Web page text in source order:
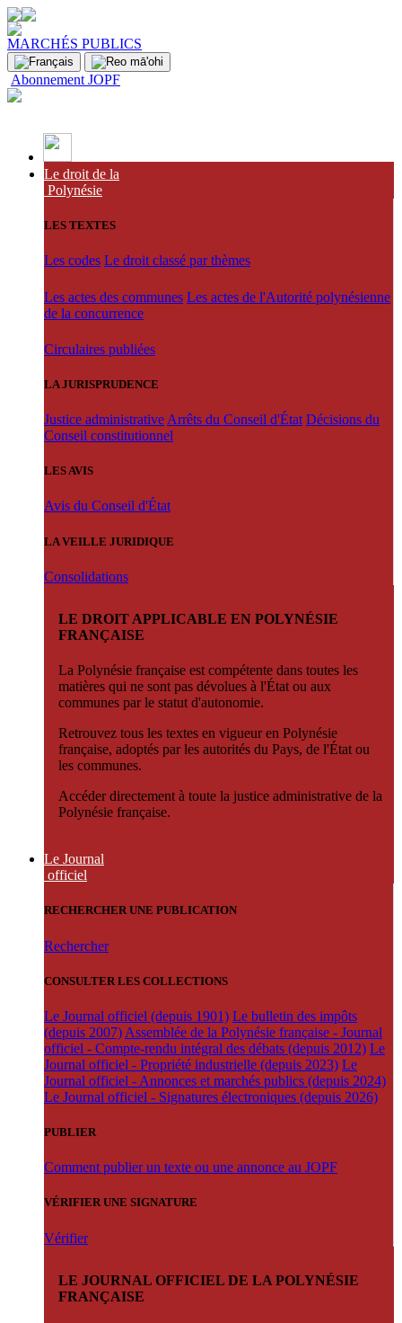
MARCHÉS PUBLICS
Abonnement JOPF
Le droit de la
Polynésie
LES TEXTES
Les codes Le droit classé par thèmes
Les actes des communes Les actes de l'Autorité polynésienne
de la concurrence
Circulaires publiées
LA JURISPRUDENCE
Justice administrative Arrêts du Conseil d'État Décisions du
Conseil constitutionnel
LES AVIS
Avis du Conseil d'État
LA VEILLE JURIDIQUE
Consolidations
LE DROIT APPLICABLE EN POLYNÉSIE
FRANÇAISE
La Polynésie française est compétente dans toutes les
matières qui ne sont pas dévolues à l'État ou aux
communes par le statut d'autonomie.
Retrouvez tous les textes en vigueur en Polynésie
française, adoptés par les autorités du Pays, de l'État ou
les communes.
Accéder directement à toute la justice administrative de la
Polynésie française.
Le Journal
officiel
RECHERCHER UNE PUBLICATION
Rechercher
CONSULTER LES COLLECTIONS
Le Journal officiel (depuis 1901) Le bulletin des impôts
(depuis 2007) Assemblée de la Polynésie française - Journal
officiel - Compte-rendu intégral des débats (depuis 2012) Le
Journal officiel - Propriété industrielle (depuis 2023) Le
Journal officiel - Annonces et marchés publics (depuis 2024)
Le Journal officiel - Signatures électroniques (depuis 2026)
PUBLIER
Comment publier un texte ou une annonce au JOPF
VÉRIFIER UNE SIGNATURE
Vérifier
LE JOURNAL OFFICIEL DE LA POLYNÉSIE
FRANÇAISE